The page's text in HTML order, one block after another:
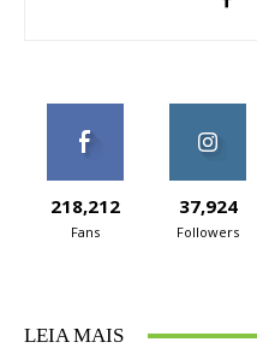
218,212
Fans
37,924
Followers
LEIA MAIS